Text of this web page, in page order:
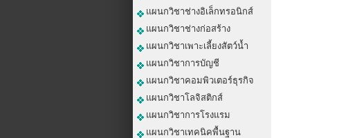
แผนกวิชาช่างอิเล็กทรอนิกส์
แผนกวิชาช่างก่อสร้าง
แผนกวิชาเพาะเลี้ยงสัตว์น้ำ
แผนกวิชาการบัญชี
แผนกวิชาคอมพิวเตอร์ธุรกิจ
แผนกวิชาโลจิสติกส์
แผนกวิชาการโรงแรม
แผนกวิชาเทคนิคพื้นฐาน